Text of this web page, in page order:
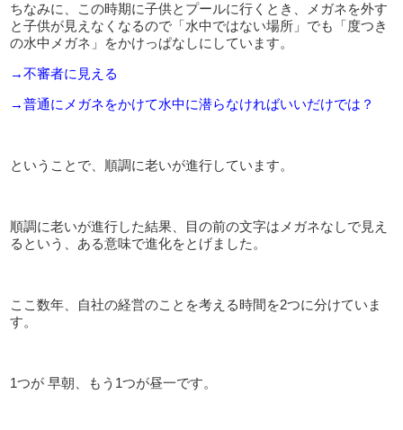
ちなみに、この時期に子供とプールに行くとき、メガネを外す
と子供が見えなくなるので「水中ではない場所」でも「度つき
の水中メガネ」をかけっぱなしにしています。
→不審者に見える
→普通にメガネをかけて水中に潜らなければいいだけでは？
ということで、順調に老いが進行しています。
順調に老いが進行した結果、目の前の文字はメガネなしで見え
るという、ある意味で進化をとげました。
ここ数年、自社の経営のことを考える時間を2つに分けていま
す。
1つが 早朝、もう 1つが昼一です。